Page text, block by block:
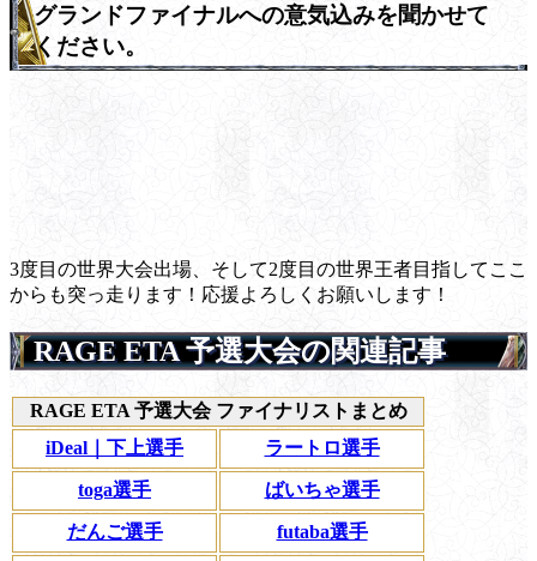
グランドファイナルへの意気込みを聞かせて
ください。
3度目の世界大会出場、そして2度目の世界王者目指してここ
からも突っ走ります！応援よろしくお願いします！
RAGE ETA 予選大会の関連記事
RAGE ETA 予選大会 ファイナリストまとめ
iDeal｜下上選手
ラートロ選手
toga選手 ばいちゃ選手
だんご選手 futaba選手